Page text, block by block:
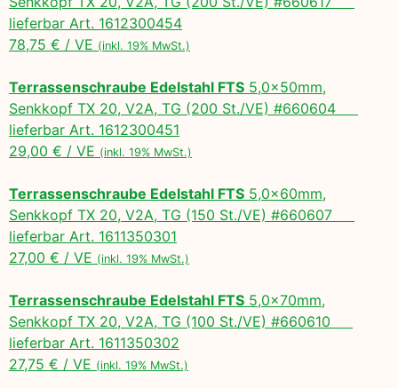
lieferbar Art. 1612300454
78,75 € / VE (inkl. 19% MwSt.)
Terrassenschraube Edelstahl FTS 5,0x50mm,
Senkkopf TX 20, V2A, TG (200 St./VE) #660604
lieferbar Art. 1612300451
29,00 € / VE (inkl. 19% MwSt.)
Terrassenschraube Edelstahl FTS 5,0x60mm,
Senkkopf TX 20, V2A, TG (150 St./VE) #660607
lieferbar Art. 1611350301
27,00 € / VE (inkl. 19% MwSt.)
Terrassenschraube Edelstahl FTS 5,0x70mm,
Senkkopf TX 20, V2A, TG (100 St./VE) #660610
lieferbar Art. 1611350302
27,75 € / VE (inkl. 19% MwSt.)